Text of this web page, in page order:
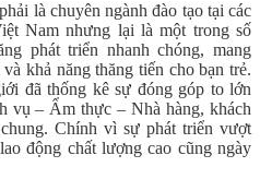
là chuyên ngành đào tạo tại các
Nam nhưng lại là một trong số
phát triển nhanh chóng, mang
khả năng thăng tiến cho bạn trẻ.
đã thống kê sự đóng góp to lớn
vụ – Ẩm thực – Nhà hàng, khách
Chính vì sự phát triển vượt
động chất lượng cao cũng ngày